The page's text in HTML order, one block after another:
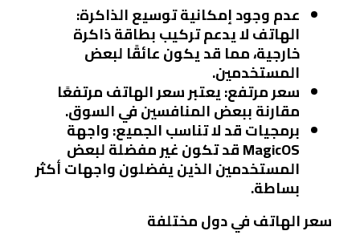
عدم وجود إمكانية توسيع الذاكرة:
الهاتف لا يدعم تركيب بطاقة ذاكرة
خارجية، مما قد يكون عائقًا لبعض
المستخدمين.
سعر مرتفع: يعتبر سعر الهاتف مرتفعًا
مقارنة ببعض المنافسين في السوق.
برمجيات قد لا تناسب الجميع: واجهة
MagicOS قد تكون غير مفضلة لبعض
المستخدمين الذين يفضلون واجهات أكثر
بساطة.
سعر الهاتف في دول مختلفة